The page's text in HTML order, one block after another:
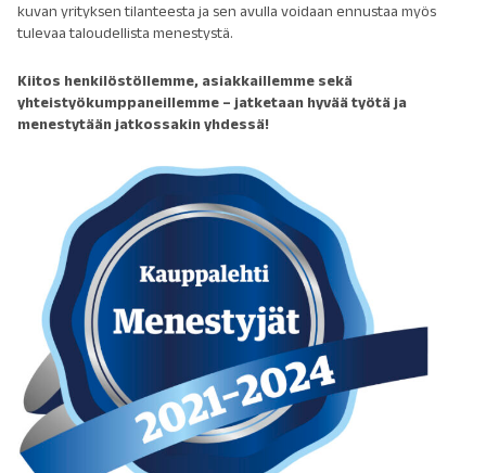
kuvan yrityksen tilanteesta ja sen avulla voidaan ennustaa myös
tulevaa taloudellista menestystä.
Kiitos henkilöstöllemme, asiakkaillemme sekä
yhteistyökumppaneillemme – jatketaan hyvää työtä ja
menestytään jatkossakin yhdessä!